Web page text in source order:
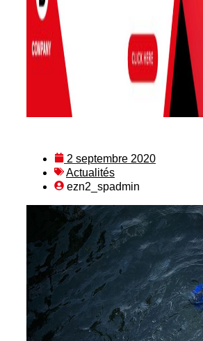
2 septembre 2020
Actualités
ezn2_spadmin